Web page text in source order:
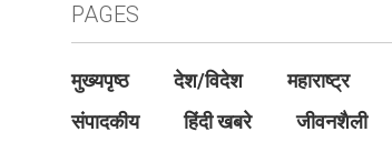
PAGES
मुख्यपृष्ठ देश/विदेश महाराष्ट्र
संपादकीय
हिंदी खबरे जीवनशैली